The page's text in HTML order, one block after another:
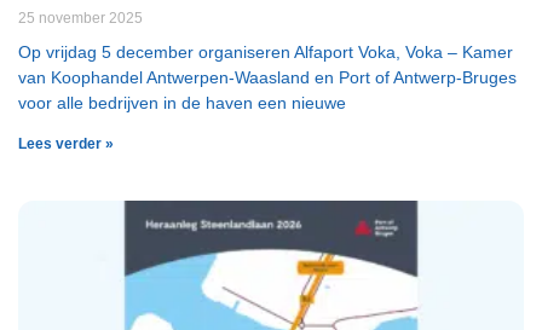
25 november 2025
Op vrijdag 5 december organiseren Alfaport Voka, Voka – Kamer
van Koophandel Antwerpen-Waasland en Port of Antwerp-Bruges
voor alle bedrijven in de haven een nieuwe
Lees verder »